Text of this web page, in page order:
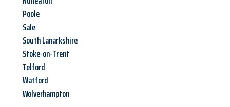
Poole
Sale
South Lanarkshire
Stoke-on-Trent
Telford
Watford
Wolverhampton